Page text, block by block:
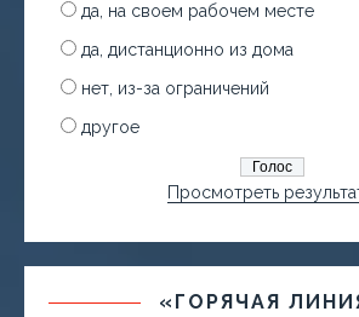
да, на своем рабочем месте
да, дистанционно из дома
нет, из-за ограничений
другое
Просмотреть
«ГОРЯЧАЯ